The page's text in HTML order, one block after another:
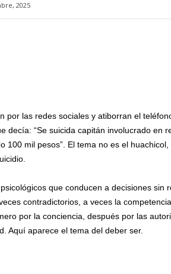
2025
por las redes sociales y atiborran el
decía: “Se suicida capitán involucrado en
100 mil pesos”. El tema no es el
que conducen a decisiones sin
contradictorios, a veces la
por la conciencia, después por las
Aquí aparece el tema del deber ser.